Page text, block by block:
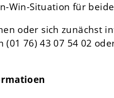
Win-Situation für
oder sich zunächst
(01 76) 43 07 54 02